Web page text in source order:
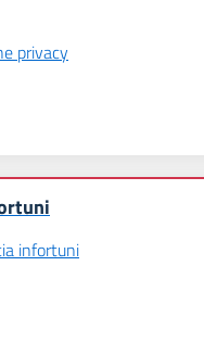
privacy
infortuni